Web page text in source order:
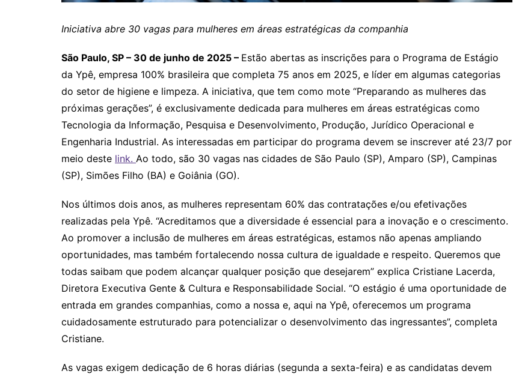
Iniciativa abre 30 vagas para mulheres em áreas estratégicas da companhia
São Paulo, SP – 30 de junho de 2025 – Estão abertas as inscrições para o Programa de Estágio
da Ypê, empresa 100% brasileira que completa 75 anos em 2025, e líder em algumas categorias
do setor de higiene e limpeza. A iniciativa, que tem como mote “Preparando as mulheres das
próximas gerações”, é exclusivamente dedicada para mulheres em áreas estratégicas como
Tecnologia da Informação, Pesquisa e Desenvolvimento, Produção, Jurídico Operacional e
Engenharia Industrial. As interessadas em participar do programa devem se inscrever até 23/7 por
meio deste link. Ao todo, são 30 vagas nas cidades de São Paulo (SP), Amparo (SP), Campinas
(SP), Simões Filho (BA) e Goiânia (GO).
Nos últimos dois anos, as mulheres representam 60% das contratações e/ou efetivações
realizadas pela Ypê. “Acreditamos que a diversidade é essencial para a inovação e o crescimento.
Ao promover a inclusão de mulheres em áreas estratégicas, estamos não apenas ampliando
oportunidades, mas também fortalecendo nossa cultura de igualdade e respeito. Queremos que
todas saibam que podem alcançar qualquer posição que desejarem” explica Cristiane Lacerda,
Diretora Executiva Gente & Cultura e Responsabilidade Social. “O estágio é uma oportunidade de
entrada em grandes companhias, como a nossa e, aqui na Ypê, oferecemos um programa
cuidadosamente estruturado para potencializar o desenvolvimento das ingressantes”, completa
Cristiane.
As vagas exigem dedicação de 6 horas diárias (segunda a sexta-feira) e as candidatas devem